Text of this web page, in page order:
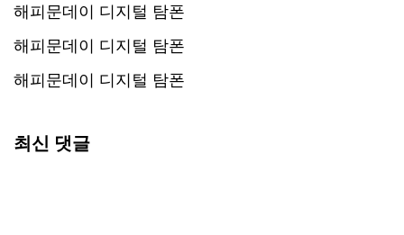
해피문데이 디지털 탐폰
해피문데이 디지털 탐폰
해피문데이 디지털 탐폰
최신 댓글